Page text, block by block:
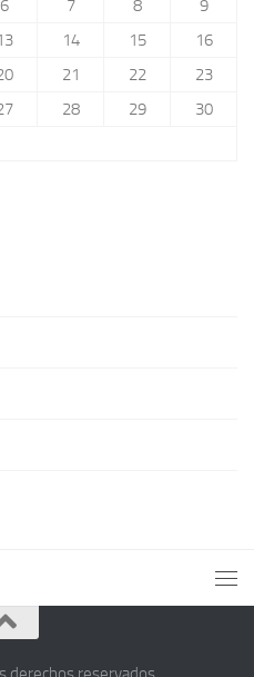
6 7 8
9
14 15
16
21 22
23
28 29
30